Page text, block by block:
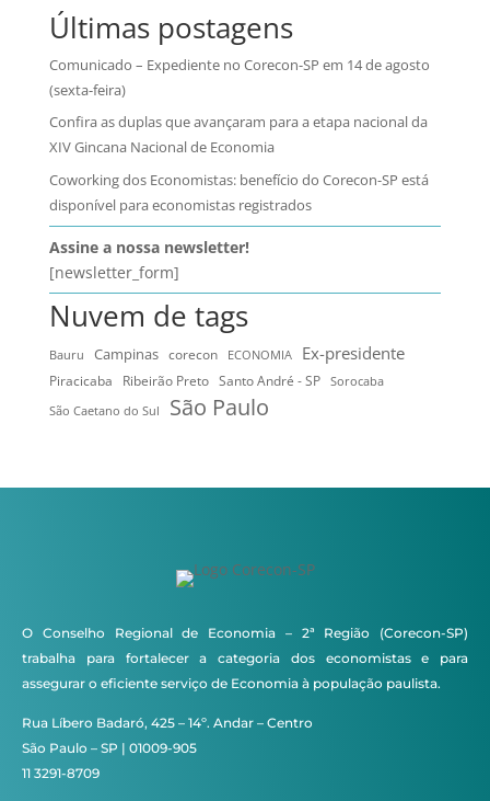
Últimas postagens
Comunicado – Expediente no Corecon-SP em 14 de agosto
(sexta-feira)
Confira as duplas que avançaram para a etapa nacional da
XIV Gincana Nacional de Economia
Coworking dos Economistas: benefício do Corecon-SP está
disponível para economistas registrados
Assine a nossa newsletter!
[newsletter_form]
Nuvem de tags
Bauru Campinas corecon ECONOMIA Ex-presidente
Piracicaba Ribeirão Preto Santo André - SP
Sorocaba
São Caetano do Sul
São Paulo
O Conselho Regional de Economia – 2ª Região (Corecon-SP)
trabalha para fortalecer a categoria dos economistas e para
assegurar o eficiente serviço de Economia à população paulista.
Rua Líbero Badaró, 425 – 14º. Andar – Centro
São Paulo – SP | 01009-905
11 3291-8709